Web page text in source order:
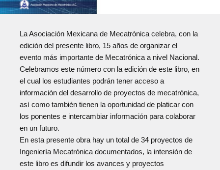
La Asociación Mexicana de Mecatrónica celebra, con la
edición del presente libro, 15 años de organizar el
evento más importante de Mecatrónica a nivel Nacional.
Celebramos este número con la edición de este libro, en
el cual los estudiantes podrán tener acceso a
información del desarrollo de proyectos de mecatrónica,
así como también tienen la oportunidad de platicar con
los ponentes e intercambiar información para colaborar
en un futuro.
En esta presente obra hay un total de 34 proyectos de
Ingeniería Mecatrónica documentados, la intensión de
este libro es difundir los avances y proyectos